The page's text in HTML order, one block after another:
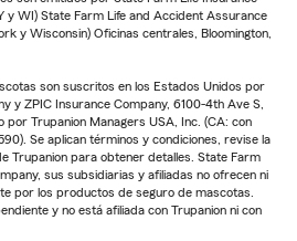
y WI) State Farm Life and Accident Assurance
y Wisconsin) Oficinas centrales, Bloomington,
son suscritos en los Estados Unidos por
y ZPIC Insurance Company, 6100-4th Ave S,
por Trupanion Managers USA, Inc. (CA: con
Se aplican términos y condiciones, revise la
Trupanion para obtener detalles. State Farm
sus subsidiarias y afiliadas no ofrecen ni
por los productos de seguro de mascotas.
y no está afiliada con Trupanion ni con